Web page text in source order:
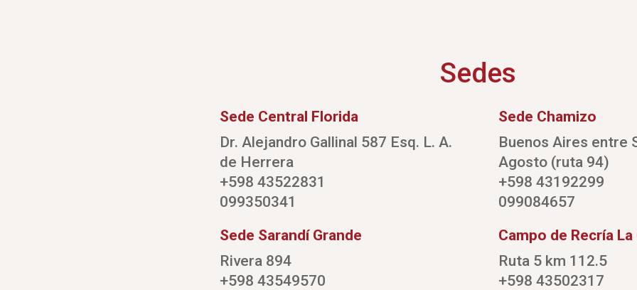
Sedes
Sede Central Florida
Dr. Alejandro Gallinal 587 Esq. L. A.
de Herrera
+598 43522831
099350341
Sede Sarandí Grande
Rivera 894
+598 43549570
Sede Chamizo
Buenos Aires entre
Agosto (ruta 94)
+598 43192299
099084657
Campo de Recría La
Ruta 5 km 112.5
+598 43502317